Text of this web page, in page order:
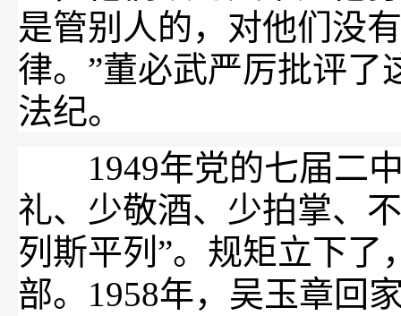
是管别人的，对他们没
律。”董必武严厉批评
法纪。
1949年党的七届二中
礼、少敬酒、少拍掌、
列斯平列”。规矩立下
部。1958年，吴玉章回